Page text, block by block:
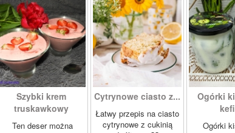
Szybki krem
truskawkowy
Ten deser można
Cytrynowe ciasto z...
Łatwy przepis na ciasto
cytrynowe z cukinią
Ogórki
Ogórki